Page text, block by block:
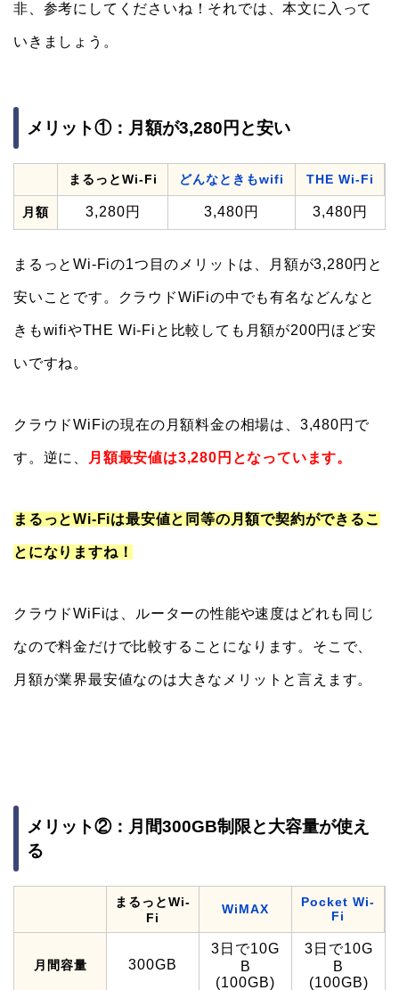
非、参考にしてくださいね！それでは、本文に入って
いきましょう。
メリット①：月額が3,280円と安い
まるっとWi-Fi どんなときもwifi THE Wi-Fi
月額 3,280円 3,480円 3,480円
まるっとWi-Fiの1つ目のメリットは、月額が3,280円と
安いことです。クラウドWiFiの中でも有名などんなと
きもwifiやTHE Wi-Fiと比較しても月額が200円ほど安
いですね。
クラウドWiFiの現在の月額料金の相場は、3,480円で
す。逆に、 月額最安値は3,280円となっています。
まるっとWi-Fiは最安値と同等の月額で契約ができるこ
とになりますね！
クラウドWiFiは、ルーターの性能や速度はどれも同じ
なので料金だけで比較することになります。そこで、
月額が業界最安値なのは大きなメリットと言えます。
メリット②：月間300GB制限と大容量が使え
る
まるっとWi-
Fi
WiMAX
Pocket Wi-
Fi
月間容量 300GB
3日で10G
B
(100GB)
3日で10G
B
(100GB)